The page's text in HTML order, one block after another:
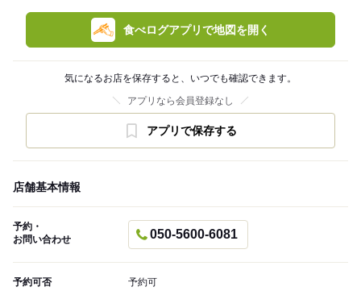
食べログアプリで地図を開く
気になるお店を保存すると、いつでも確認できます。
アプリなら会員登録なし
アプリで保存する
店舗基本情報
予約・
お問い合わせ
050-5600-6081
予約可否 予約可